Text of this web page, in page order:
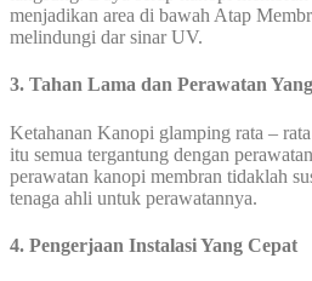
menjadikan area di bawah Atap
melindungi dar sinar UV.
3. Tahan Lama dan Perawatan
Ketahanan Kanopi glamping rata –
itu semua tergantung dengan
perawatan kanopi membran tidaklah
tenaga ahli untuk perawatannya.
4. Pengerjaan Instalasi Yang Cepat